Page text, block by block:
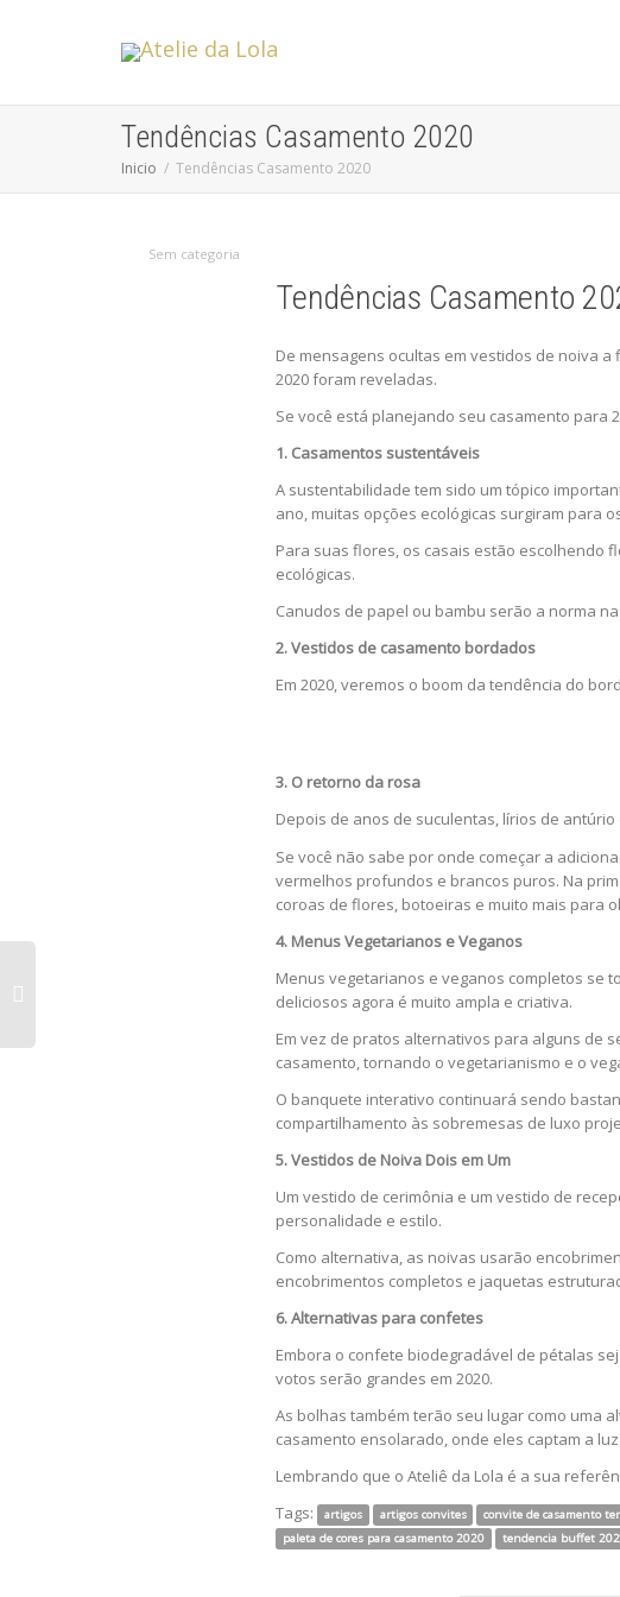
Tendências Casamento 2020
Inicio Tendências Casamento 2020
Sem categoria
Tendências Casamento
De mensagens ocultas em vestidos de noiva
2020 foram reveladas.
Se você está planejando seu casamento para
1. Casamentos sustentáveis
A sustentabilidade tem sido um tópico
ano, muitas opções ecológicas surgiram para
Para suas flores, os casais estão escolhendo
ecológicas.
Canudos de papel ou bambu serão a norma
2. Vestidos de casamento bordados
Em 2020, veremos o boom da tendência do
3. O retorno da rosa
Depois de anos de suculentas, lírios de
Se você não sabe por onde começar a
vermelhos profundos e brancos puros. Na
coroas de flores, botoeiras e muito mais para
4. Menus Vegetarianos e Veganos
Menus vegetarianos e veganos completos se
deliciosos agora é muito ampla e criativa.
Em vez de pratos alternativos para alguns de
casamento, tornando o vegetarianismo e o
O banquete interativo continuará sendo
compartilhamento às sobremesas de luxo
5. Vestidos de Noiva Dois em Um
Um vestido de cerimônia e um vestido de
personalidade e estilo.
Como alternativa, as noivas usarão
encobrimentos completos e jaquetas
6. Alternativas para confetes
Embora o confete biodegradável de pétalas
votos serão grandes em 2020.
As bolhas também terão seu lugar como uma
casamento ensolarado, onde eles captam a
Lembrando que o Ateliê da Lola é a sua
Tags:
artigos artigos convites convite de casamento
paleta de cores para casamento 2020
tendencia buffet